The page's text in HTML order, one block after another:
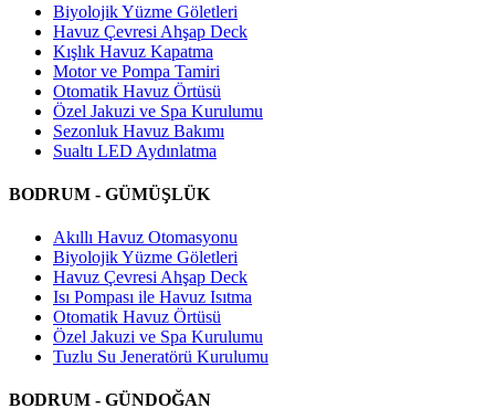
Biyolojik Yüzme Göletleri
Havuz Çevresi Ahşap Deck
Kışlık Havuz Kapatma
Motor ve Pompa Tamiri
Otomatik Havuz Örtüsü
Özel Jakuzi ve Spa Kurulumu
Sezonluk Havuz Bakımı
Sualtı LED Aydınlatma
BODRUM - GÜMÜŞLÜK
Akıllı Havuz Otomasyonu
Biyolojik Yüzme Göletleri
Havuz Çevresi Ahşap Deck
Isı Pompası ile Havuz Isıtma
Otomatik Havuz Örtüsü
Özel Jakuzi ve Spa Kurulumu
Tuzlu Su Jeneratörü Kurulumu
BODRUM - GÜNDOĞAN